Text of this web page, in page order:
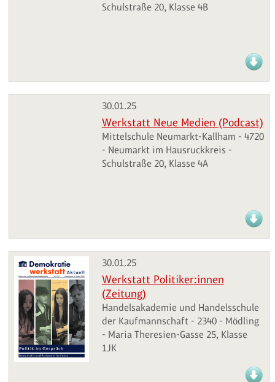
Schulstraße 20, Klasse 4B
30.01.25
Werkstatt Neue Medien (Podcast)
Mittelschule Neumarkt-Kallham - 4720
- Neumarkt im Hausruckkreis -
Schulstraße 20, Klasse 4A
30.01.25
Werkstatt Politiker:innen
(Zeitung)
Handelsakademie und Handelsschule
der Kaufmannschaft - 2340 - Mödling
- Maria Theresien-Gasse 25, Klasse
1JK